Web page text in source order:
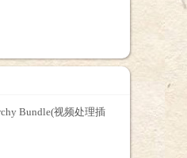
Bundle(视频处理插